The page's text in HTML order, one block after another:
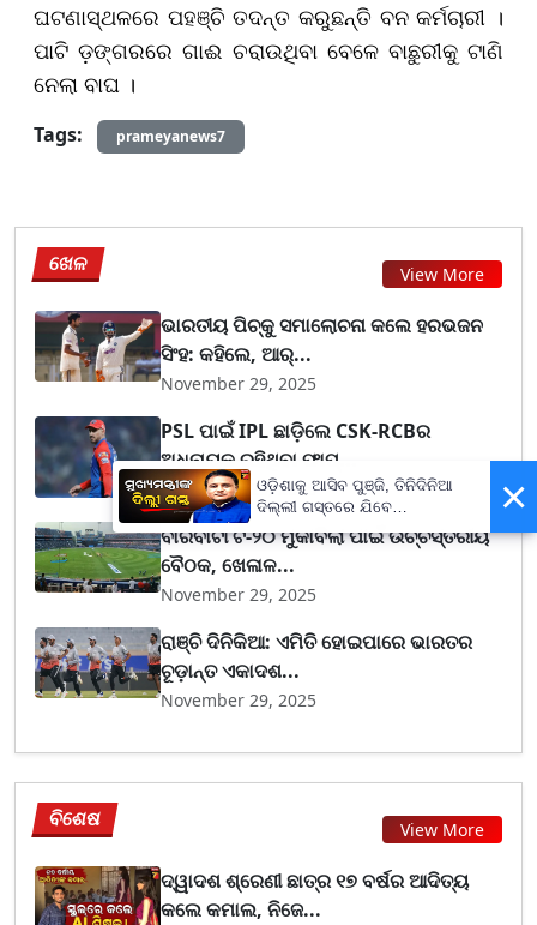
ଘଟଣାସ୍ଥଳରେ ପହଞ୍ଚି ତଦନ୍ତ କରୁଛନ୍ତି ବନ କର୍ମଚାରୀ ।
ପାଟି ଡ଼ଙ୍ଗରରେ ଗାଈ ଚରାଉଥିବା ବେଳେ ବାଛୁରୀକୁ ଟାଣି
ନେଲା ବାଘ ।
Tags: prameyanews7
ଖେଳ View More
ଭାରତୀୟ ପିଚ୍‌କୁ ସମାଲୋଚନା କଲେ ହରଭଜନ
ସିଂହ: କହିଲେ, ଆର୍...
November 29, 2025
PSL ପାଇଁ IPL ଛାଡ଼ିଲେ CSK-RCBର
ଅଧିନାୟକ ରହିଥିବା ଫାପ୍...
November 29, 2025
ବାରବାଟୀ ଟି-୨୦ ମୁକାବିଲା ପାଇଁ ଉଚ୍ଚସ୍ତରୀୟ
ବୈଠକ, ଖେଳାଳ...
November 29, 2025
ରାଞ୍ଚି ଦିନିକିଆ: ଏମିତି ହୋଇପାରେ ଭାରତର
ଚୂଡ଼ାନ୍ତ ଏକାଦଶ...
November 29, 2025
ବିଶେଷ View More
ଦ୍ୱାଦଶ ଶ୍ରେଣୀ ଛାତ୍ର ୧୭ ବର୍ଷର ଆଦିତ୍ୟ
କଲେ କମାଲ, ନିଜେ...
×
ଓଡ଼ିଶାକୁ ଆସିବ ପୁଞ୍ଜି, ତିନିଦିନିଆ
ଦିଲ୍ଲୀ ଗସ୍ତରେ ଯିବେ